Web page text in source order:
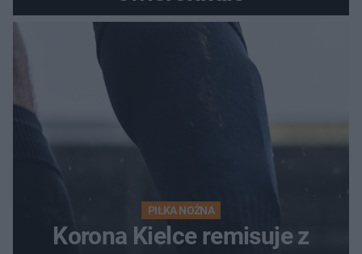
PIŁKA NOŻNA
Korona Kielce remisuje z